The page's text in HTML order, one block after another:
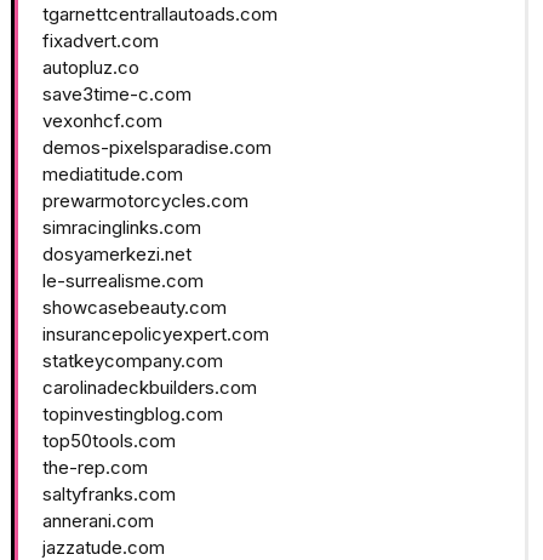
tgarnettcentrallautoads.com
fixadvert.com
autopluz.co
save3time-c.com
vexonhcf.com
demos-pixelsparadise.com
mediatitude.com
prewarmotorcycles.com
simracinglinks.com
dosyamerkezi.net
le-surrealisme.com
showcasebeauty.com
insurancepolicyexpert.com
statkeycompany.com
carolinadeckbuilders.com
topinvestingblog.com
top50tools.com
the-rep.com
saltyfranks.com
annerani.com
jazzatude.com